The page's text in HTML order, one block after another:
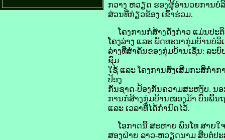
ກວາງ ຫວຽດ ຮອງຜູ້ອຳນວຍການບໍ
ສ່ວນທີ່ກ່ຽວຂ້ອງ ເຂົ້າຮ່ວມ.
ໂຄງການກໍ່ສ້າງດັ່ງກ່າວ ແມ່ນປະ
ໂຄງລ່າງ ແລະ ພັດທະນາກຸ່ມບ້ານບໍ
ລ່າງທີ່ສຳຄັນຂອງກຸ່ມບ້ານເຊັ່ນ: ລະ
ຊົມ
ໃຊ້ ແລະ ໂຄງການສົ່ງເສີມກະສິກຳ
ປ້ອງ
ກັນຊາດ-ປ້ອງກັນຄວາມສະຫງົບ. ນ
ການກໍ່ສ້າງກຸ່ມບ້ານໜອງມ້າ ບົນພື້ນ
ແລະ ເວລາທີ່ໄດ້ກຳນົດໄວ້.
ໂອກາດນີ້ ສະຫາຍ ພົນໂທ ສາຍໃ
ສອງຝ່າຍ ລາວ-ຫວຽດນາມ ສືບຕໍ່ປ